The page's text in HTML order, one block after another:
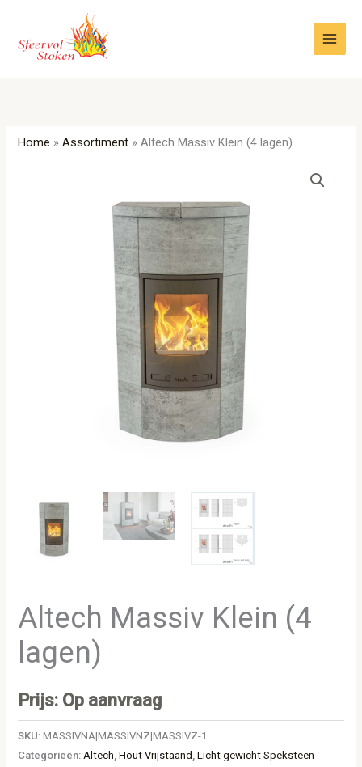
inhoud
Home »Assortiment »Altech Massiv Klein (4 lagen)
Altech Massiv Klein (4
lagen)
Prijs: Op aanvraag
SKU:MASSIVNA|MASSIVNZ|MASSIVZ-1
Categorieën: Altech ,Hout Vrijstaand ,Licht gewicht Speksteen